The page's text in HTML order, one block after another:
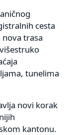
cesta
trasa
tunelima
novi korak
kantonu.